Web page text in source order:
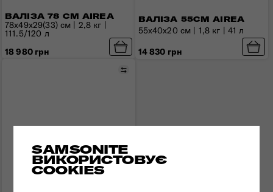
SAMSONITE
ВИКОРИСТОВУЄ
COOKIES
ВАЛІЗА 78 СМ AIREA
78x49x29(33) см | 2,8 кг |
111.5/120 л
18 980 грн
ВАЛІЗА 55СМ AIREA
55x40x20 см | 1,8 кг | 41 л
14 830 грн
Порівняти